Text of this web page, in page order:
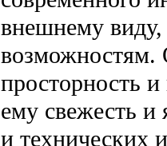
внешнему
возможностям.
просторность
ему свежесть и
и технических